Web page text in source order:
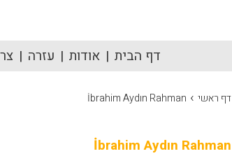
דף הבית אודות עזרה
דף ראשי ›
İbrahim Aydın Rahman
İbrahim Aydın Rahman